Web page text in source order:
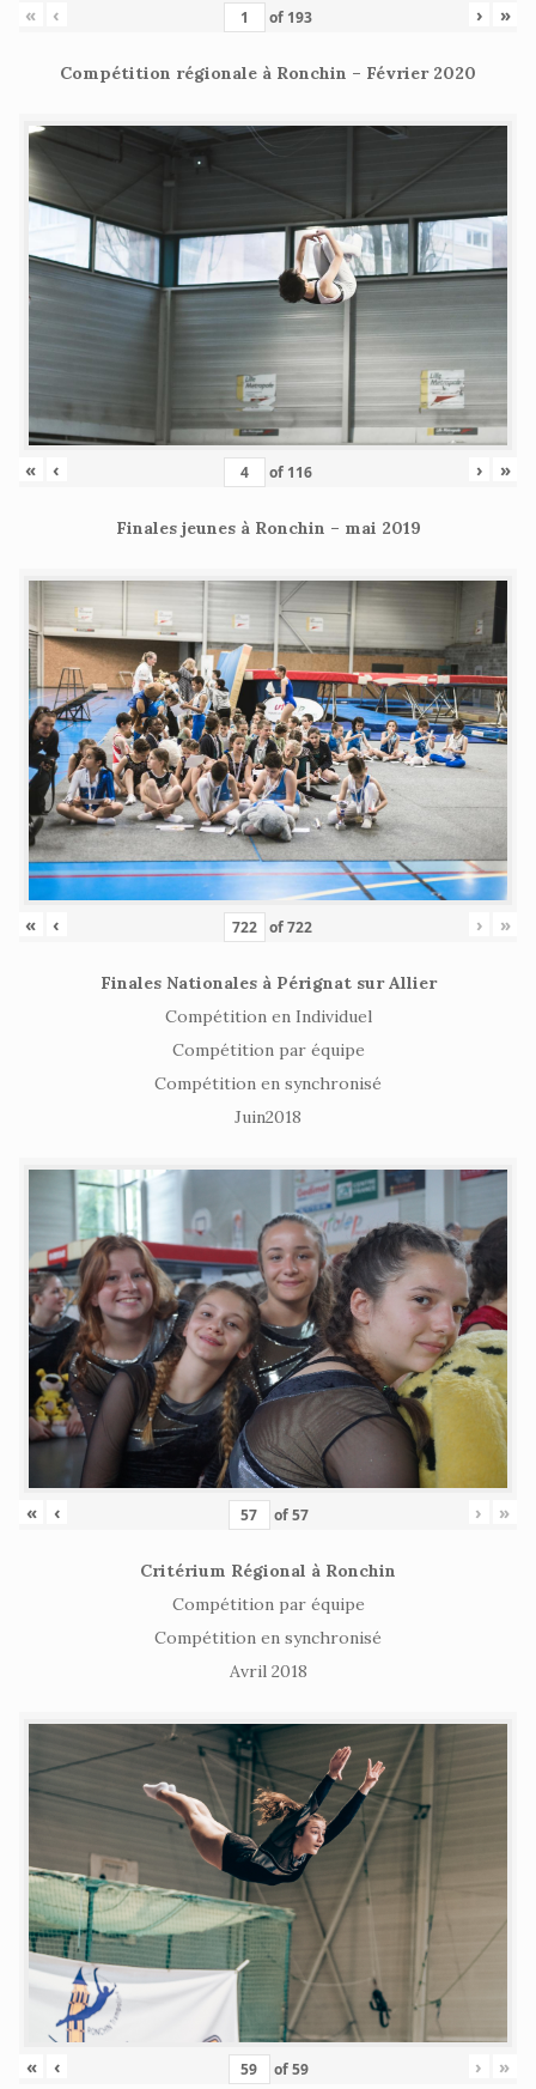
« ‹ of 193 › »
Compétition régionale à Ronchin – Février 2020
« ‹ of 116 › »
Finales jeunes à Ronchin – mai 2019
« ‹ of722 › »
Finales Nationales à Pérignat sur Allier
Compétition en Individuel
Compétition par équipe
Compétition en synchronisé
Juin2018
« ‹ of57 › »
Critérium Régional à Ronchin
Compétition par équipe
Compétition en synchronisé
Avril 2018
« ‹ of59 › »